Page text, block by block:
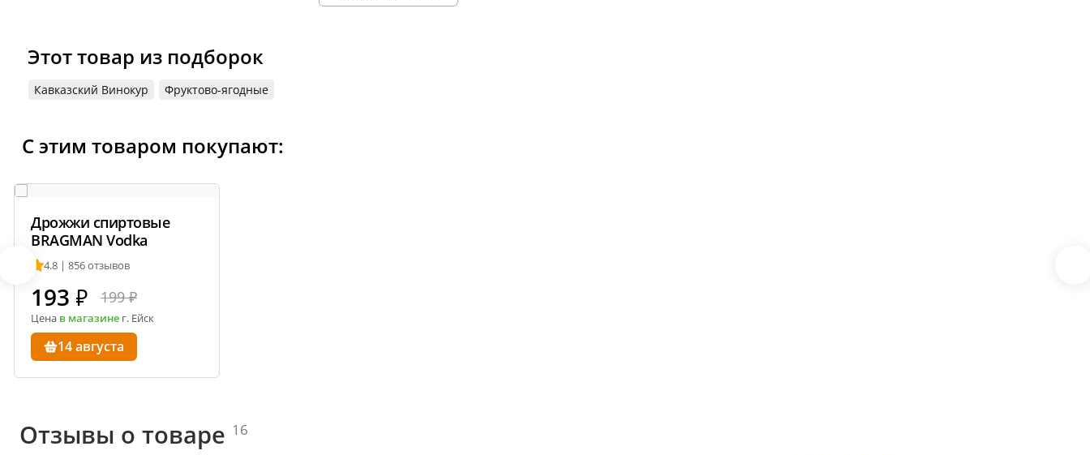
Информация о технических характеристиках, комплектации и внешнем виде товара основывается на последних доступных данных от
Этот товар из подборок
Кавказский Винокур Фруктово-ягодные
С этим товаром покупают:
Дрожжи спиртовые
BRAGMAN Vodka
4.8 | 856 отзывов
193 ₽ 199 ₽
Цена в магазине г. Ейск
14 августа
Отзывы о товаре 16